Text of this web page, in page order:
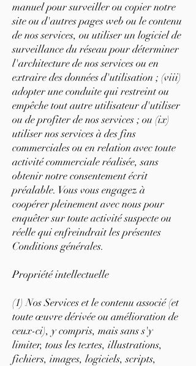
manuel pour surveiller ou copier notre
site ou d'autres pages web ou le contenu
de nos services, ou utiliser un logiciel de
surveillance du réseau pour déterminer
l'architecture de nos services ou en
extraire des données d'utilisation ; (viii)
adopter une conduite qui restreint ou
empêche tout autre utilisateur d'utiliser
ou de profiter de nos services ; ou (ix)
utiliser nos services à des fins
commerciales ou en relation avec toute
activité commerciale réalisée, sans
obtenir notre consentement écrit
préalable. Vous vous engagez à
coopérer pleinement avec nous pour
enquêter sur toute activité suspecte ou
réelle qui enfreindrait les présentes
Conditions générales.
Propriété intellectuelle
(1) Nos Services et le contenu associé (et
toute œuvre dérivée ou amélioration de
ceux-ci), y compris, mais sans s'y
limiter, tous les textes, illustrations,
fichiers, images, logiciels, scripts,